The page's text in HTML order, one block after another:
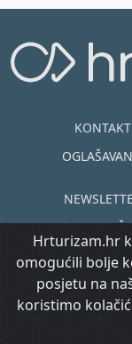
Hrturizam.hr
omogućili bolje
posjetu na
koristimo
KONTAKT
UVJETI
© Copyright
2015.-2026.